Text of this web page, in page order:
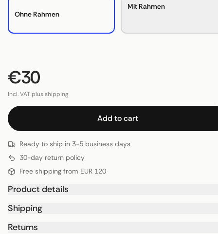
Ohne Rahmen
Mit Rahmen
€30
Incl. VAT plus shipping
Add to cart
Ready to ship in 3-5 business days
30-day return policy
Free shipping from EUR 120
Product details
Shipping
Returns